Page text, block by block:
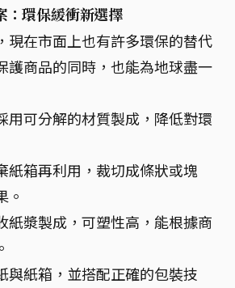
：環保緩衝新選擇
現在市面上也有許多環保的替代
護商品的同時，也能為地球盡一
用可分解的材質製成，降低對環
紙箱再利用，裁切成條狀或塊
。
紙漿製成，可塑性高，能根據商
與紙箱，並搭配正確的包裝技